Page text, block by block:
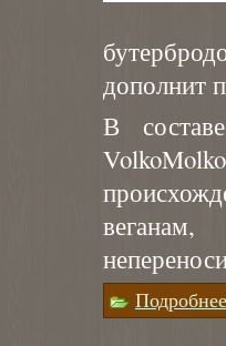
дополнит
В
Подробнее